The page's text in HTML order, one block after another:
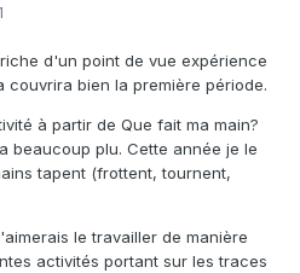
d'un point de vue expérience
couvrira bien la première période.
à partir de Que fait ma main?
beaucoup plu. Cette année je le
tapent (frottent, tournent,
le travailler de manière
activités portant sur les traces